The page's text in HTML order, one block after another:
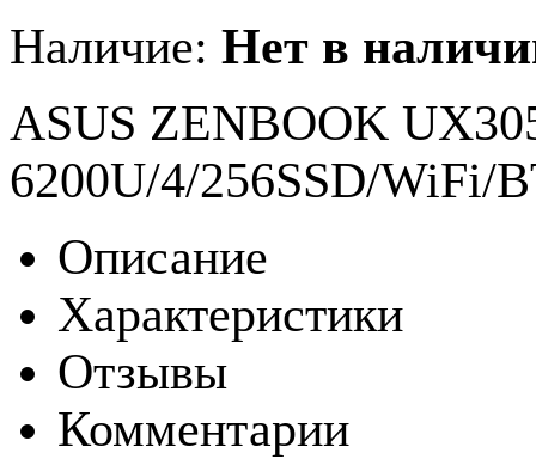
Наличие: Нет в
ASUS ZENBOOK
6200U/4/256SSD/WiFi/
Описание
Характеристики
Отзывы
Комментарии